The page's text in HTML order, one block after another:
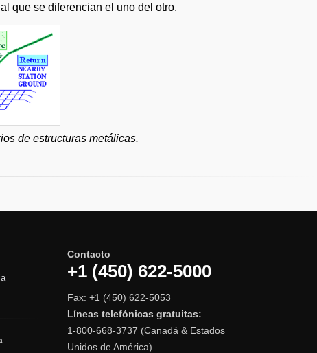
que se diferencian el uno del otro.
de estructuras metálicas.
Contacto
+1 (450) 622-5000
Fax: +1 (450) 622-5053
Líneas telefónicas gratuitas:
1-800-668-3737 (Canadá & Estados
Unidos de América)